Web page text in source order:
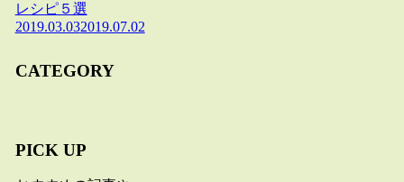
レシピ５選
2019.03.032019.07.02
CATEGORY
PICK UP